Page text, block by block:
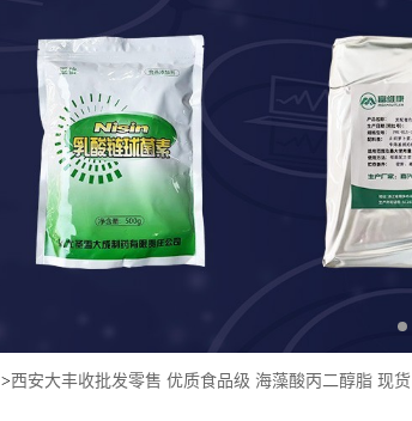
>西安大丰收批发零售 优质食品级 海藻酸丙二醇脂 现货